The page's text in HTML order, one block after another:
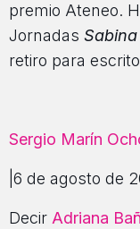
premio Ateneo.
Jornadas
retiro para
Sergio Marín
|6 de agosto de
Decir Adriana